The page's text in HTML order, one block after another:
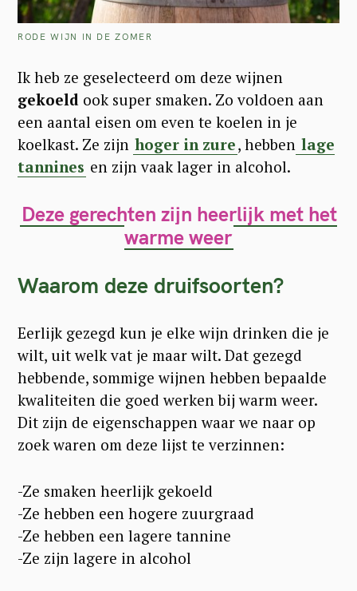
RODE WIJN IN DE ZOMER
Ik heb ze geselecteerd om deze wijnen
gekoeld ook super smaken. Zo voldoen aan
een aantal eisen om even te koelen in je
koelkast. Ze zijn hoger in zure, hebben lage
tannines en zijn vaak lager in alcohol.
Deze gerechten zijn heerlijk met het
warme weer
Waarom deze druifsoorten?
Eerlijk gezegd kun je elke wijn drinken die je
wilt, uit welk vat je maar wilt. Dat gezegd
hebbende, sommige wijnen hebben bepaalde
kwaliteiten die goed werken bij warm weer.
Dit zijn de eigenschappen waar we naar op
zoek waren om deze lijst te verzinnen:
-Ze smaken heerlijk gekoeld
-Ze hebben een hogere zuurgraad
-Ze hebben een lagere tannine
-Ze zijn lagere in alcohol
e
a
c
h
f
o
: